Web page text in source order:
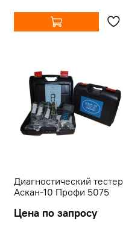
Диагностический тестер
Аскан-10 Профи 5075
Цена по запросу